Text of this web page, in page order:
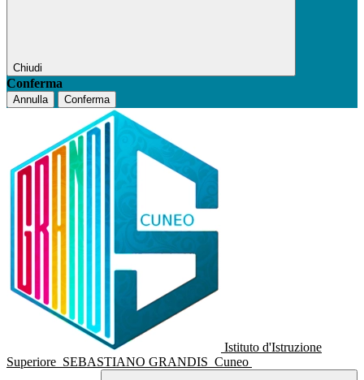
Chiudi
Conferma
Annulla Conferma
Istituto d'Istruzione
Superiore SEBASTIANO GRANDIS Cuneo